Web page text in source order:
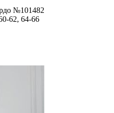
№101482
62, 64-66